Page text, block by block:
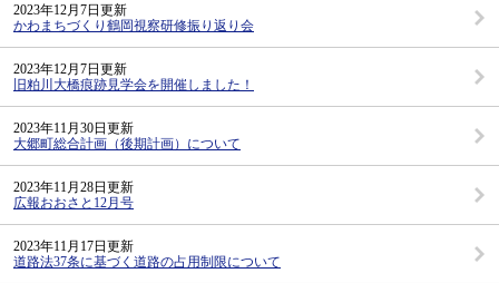
2023年12月7日更新
かわまちづくり鶴岡視察研修振り返り会
2023年12月7日更新
旧粕川大橋痕跡見学会を開催しました！
2023年11月30日更新
大郷町総合計画（後期計画）について
2023年11月28日更新
広報おおさと12月号
2023年11月17日更新
道路法37条に基づく道路の占用制限について